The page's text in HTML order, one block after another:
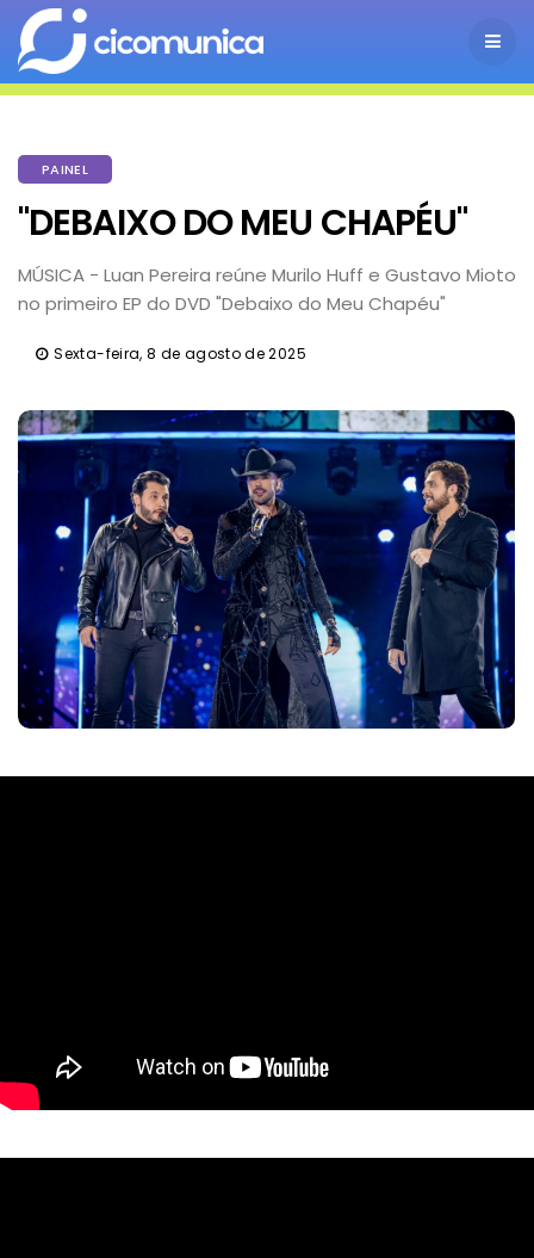
PAINEL
"DEBAIXO DO MEU CHAPÉU"
MÚSICA - Luan Pereira reúne Murilo Huff e Gustavo Mioto
no primeiro EP do DVD "Debaixo do Meu Chapéu"
Sexta-feira, 8 de agosto de 2025